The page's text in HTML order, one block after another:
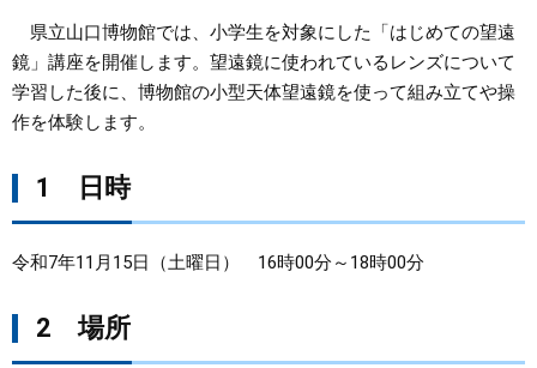
まちづくり
県政情報
​県立山口博物館では、小学生を対象にした「はじめての望遠
鏡」講座を開催します。望遠鏡に使われているレンズについて
学習した後に、博物館の小型天体望遠鏡を使って組み立てや操
作を体験します。
1 日時
令和7年11月15日（土曜日） 16時00分～18時00分
2 場所